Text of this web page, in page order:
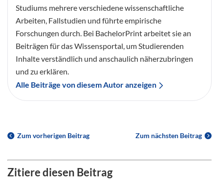
Studiums mehrere verschiedene wissenschaftliche
Arbeiten, Fallstudien und führte empirische
Forschungen durch. Bei BachelorPrint arbeitet sie an
Beiträgen für das Wissensportal, um Studierenden
Inhalte verständlich und anschaulich näherzubringen
und zu erklären.
Alle Beiträge von diesem Autor anzeigen
Zum vorherigen Beitrag Zum nächsten Beitrag
Zitiere diesen Beitrag